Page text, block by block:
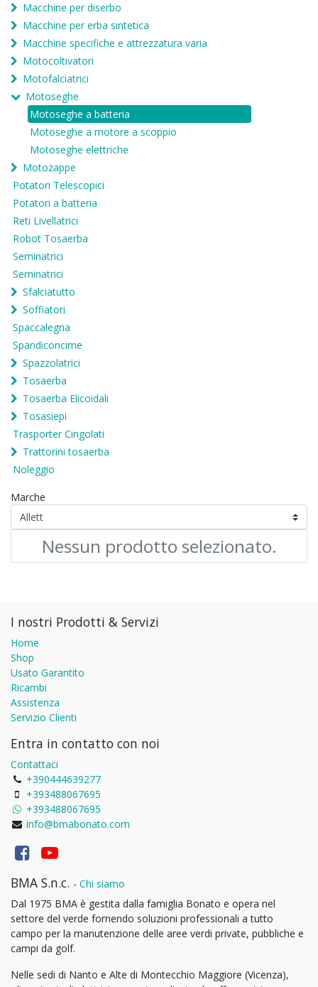
Macchine per diserbo
Macchine per erba sintetica
Macchine specifiche e attrezzatura varia
Motocoltivatori
Motofalciatrici
Motoseghe
Motoseghe a batteria
Motoseghe a motore a scoppio
Motoseghe elettriche
Motozappe
Potatori Telescopici
Potatori a batteria
Reti Livellatrici
Robot Tosaerba
Seminatrici
Seminatrici
Sfalciatutto
Soffiatori
Spaccalegna
Spandiconcime
Spazzolatrici
Tosaerba
Tosaerba Elicoidali
Tosasiepi
Trasporter Cingolati
Trattorini tosaerba
Noleggio
Marche
Nessun prodotto selezionato.
I nostri Prodotti & Servizi
Home
Shop
Usato Garantito
Ricambi
Assistenza
Servizio Clienti
Entra in contatto con noi
Contattaci
+390444639277
+393488067695
+393488067695
info@bmabonato.com
BMA S.n.c. - Chi siamo
Dal 1975 BMA è gestita dalla famiglia Bonato e opera nel
settore del verde fornendo soluzioni professionali a tutto
campo per la manutenzione delle aree verdi private, pubbliche e
campi da golf.
Nelle sedi di Nanto e Alte di Montecchio Maggiore (Vicenza),